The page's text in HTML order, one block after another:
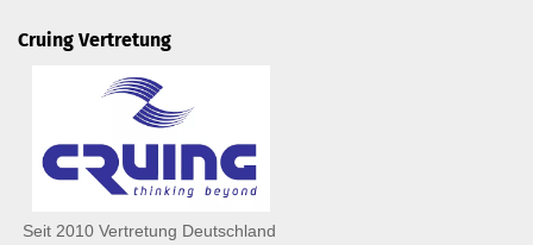
Cruing Vertretung
Seit 2010 Vertretung Deutschland